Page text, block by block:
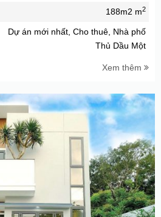
188m2 m2
Dự án mới nhất, Cho thuê, Nhà phố
Thủ Dầu Một
Xem thêm